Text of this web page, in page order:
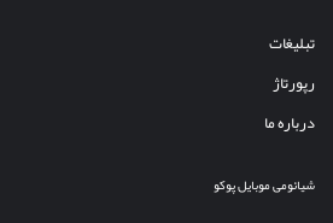
تبلیغات
رپورتاژ
درباره ما
شیائومیموبایلپوکو